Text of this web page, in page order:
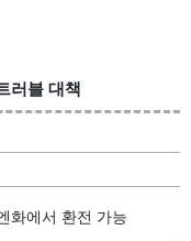
러블 대책
화에서 환전 가능